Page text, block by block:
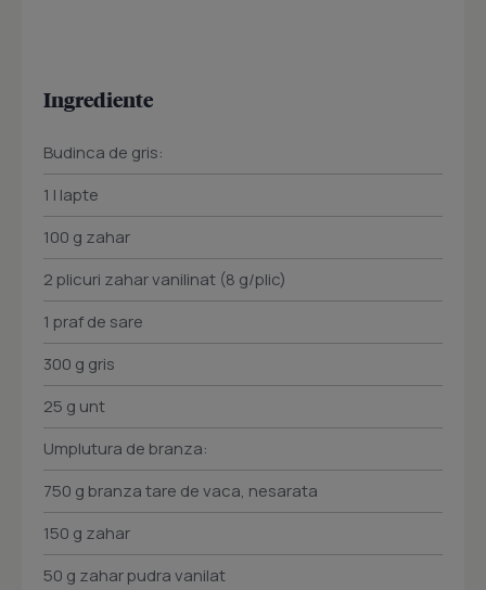
Ingrediente
Budinca de gris:
1 l lapte
100 g zahar
2 plicuri zahar vanilinat (8 g/plic)
1 praf de sare
300 g gris
25 g unt
Umplutura de branza:
750 g branza tare de vaca, nesarata
150 g zahar
50 g zahar pudra vanilat